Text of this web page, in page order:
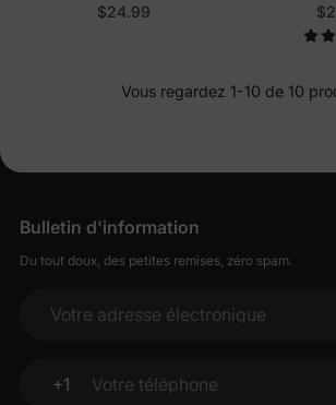
$24.99
Vous regardez 1-10 de 10
Bulletin d'information
Du tout doux, des petites remises, zéro spam.
Votre adresse électronique
+1
Votre téléphone